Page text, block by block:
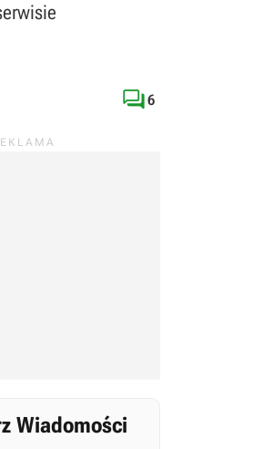
6
Wiadomości